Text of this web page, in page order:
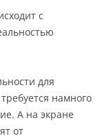
с
для
намного
А на экране
от